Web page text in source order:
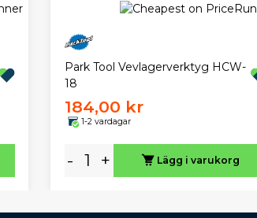
Park Tool Vevlagerverktyg HCW-
18
184,00 kr
1-2 vardagar
- + Lägg i varukorg